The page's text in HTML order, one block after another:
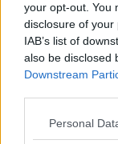
your opt-out. You
disclosure of
IAB’s list of
also be disclosed
Downstream
PersonalAlice,